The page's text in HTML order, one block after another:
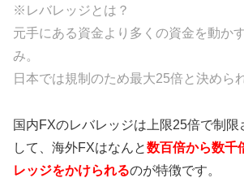
※レバレッジとは？
元手にある資金より多くの資金を動か
み。
日本では規制のため最大25倍と決めら
国内FXのレバレッジは上限25倍で制限
して、海外FXはなんと数百倍から数千
レッジをかけられるのが特徴です。